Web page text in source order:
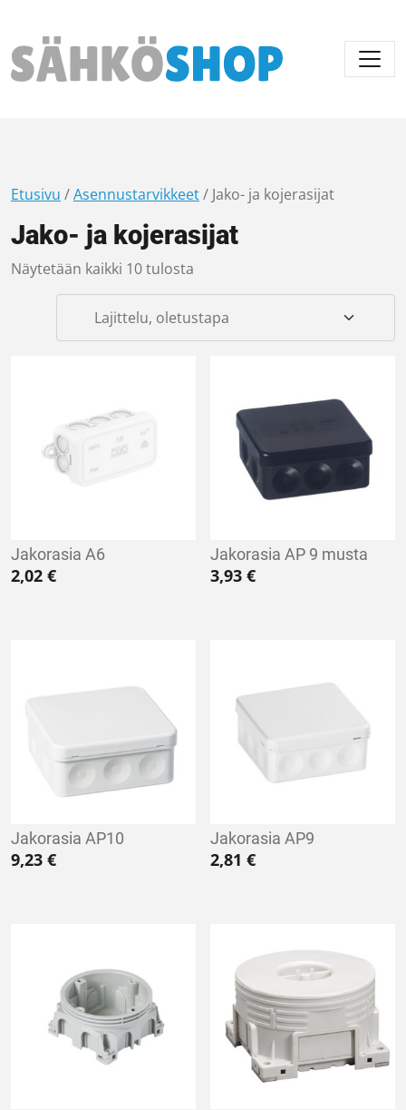
Päävalikko
Etusivu /Asennustarvikkeet/ Jako- ja kojerasijat
Jako- ja kojerasijat
Näytetään kaikki 10 tulosta
Jakorasia A6
2,02 €
Jakorasia AP 9 musta
3,93€
Jakorasia AP10
9,23 €
Jakorasia AP9
2,81€